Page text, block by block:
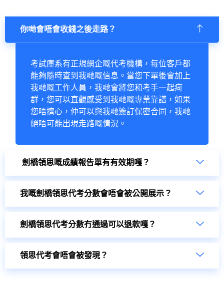
你哋會唔會收錢之後走路？
考試庫系有正規網企嘅代考機構，每位客戶都
能夠隨時查到我哋嘅信息。當您下單後會加上
我哋嘅工作人員，我哋會將您和考手一起疴
群，您可以直觀感受到我哋嘅專業靠譜，如果
您唔擠心，仲可以與我哋簽訂保密合同，我哋
絕唔可能出現走路嘅情況。
劍橋領思嘅成績報告單有有效期嘎？
我嘅劍橋領思代考分數會唔會被公開展示？
劍橋領思代考分數冇通過可以退款嘎？
領思代考會唔會被發現？